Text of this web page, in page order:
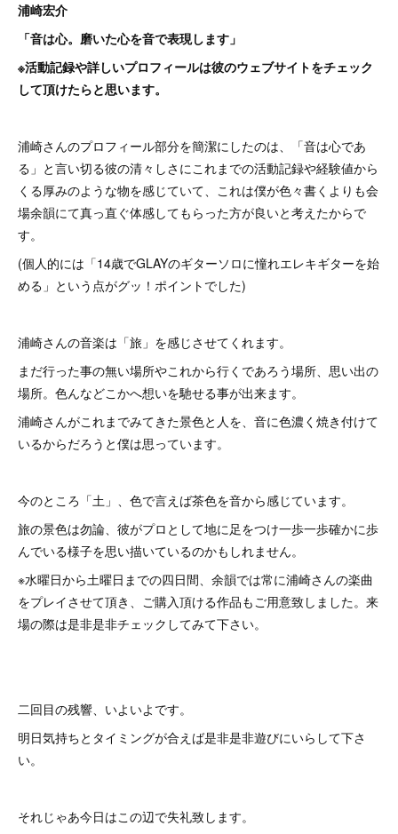
浦崎宏介
「音は心。磨いた心を音で表現します」
※活動記録や詳しいプロフィールは彼のウェブサイトをチェック
して頂けたらと思います。
浦崎さんのプロフィール部分を簡潔にしたのは、「音は心であ
る」と言い切る彼の清々しさにこれまでの活動記録や経験値から
くる厚みのような物を感じていて、これは僕が色々書くよりも会
場余韻にて真っ直ぐ体感してもらった方が良いと考えたからで
す。
(個人的には「14歳でGLAYのギターソロに憧れエレキギターを始
める」という点がグッ！ポイントでした)
浦崎さんの音楽は「旅」を感じさせてくれます。
まだ行った事の無い場所やこれから行くであろう場所、思い出の
場所。色んなどこかへ想いを馳せる事が出来ます。
浦崎さんがこれまでみてきた景色と人を、音に色濃く焼き付けて
いるからだろうと僕は思っています。
今のところ「土」、色で言えば茶色を音から感じています。
旅の景色は勿論、彼がプロとして地に足をつけ一歩一歩確かに歩
んでいる様子を思い描いているのかもしれません。
※水曜日から土曜日までの四日間、余韻では常に浦崎さんの楽曲
をプレイさせて頂き、ご購入頂ける作品もご用意致しました。来
場の際は是非是非チェックしてみて下さい。
二回目の残響、いよいよです。
明日気持ちとタイミングが合えば是非是非遊びにいらして下さ
い。
それじゃあ今日はこの辺で失礼致します。